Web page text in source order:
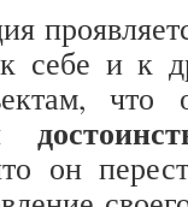
к себе и к
что
он